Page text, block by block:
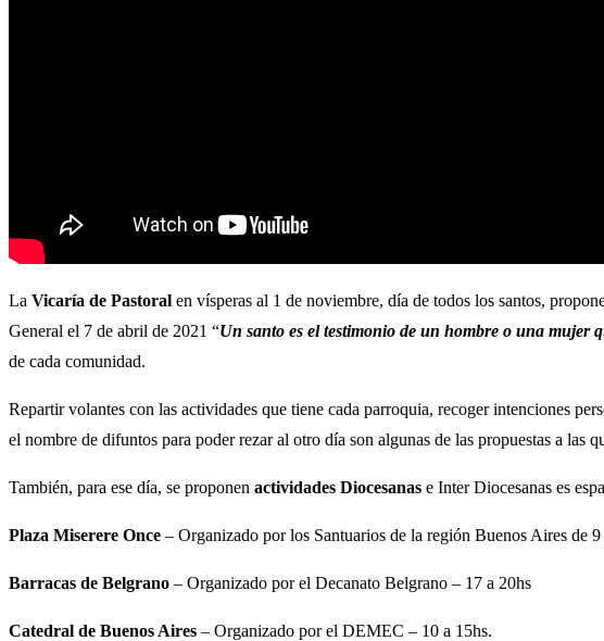
La Vicaría de Pastoral en vísperas al 1 de noviembre, día de todos los santos,
General el 7 de abril de 2021 “Un santo es el testimonio de un hombre o una mujer
de cada comunidad.
Repartir volantes con las actividades que tiene cada parroquia, recoger intenciones
el nombre de difuntos para poder rezar al otro día son algunas de las propuestas a las
También, para ese día, se proponen actividades Diocesanas e Inter Diocesanas es
Plaza Miserere Once – Organizado por los Santuarios de la región Buenos Aires de 9
Barracas de Belgrano – Organizado por el Decanato Belgrano – 17 a 20hs
Catedral de Buenos Aires – Organizado por el DEMEC – 10 a 15hs.